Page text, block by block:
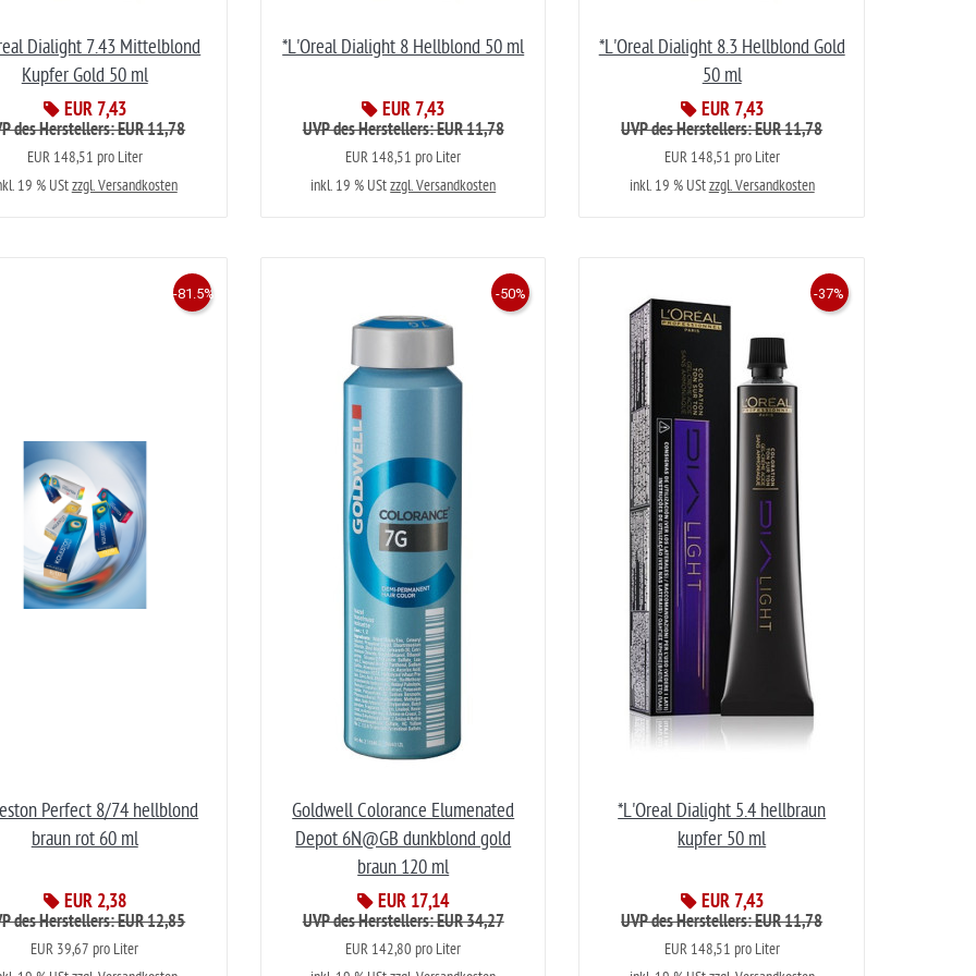
Dialight 7.43 Mittelblond
Kupfer Gold 50 ml
EUR 7,43
des Herstellers: EUR 11,78
EUR 148,51 pro Liter
19 % UStzzgl. Versandkosten
*L'Oreal Dialight 8 Hellblond 50 ml
EUR 7,43
UVP des Herstellers: EUR 11,78
EUR 148,51 pro Liter
inkl. 19 % UStzzgl. Versandkosten
*L'Oreal Dialight 8.3 Hellblond Gold
50 ml
EUR 7,43
UVP des Herstellers: EUR 11,78
EUR 148,51 pro Liter
inkl. 19 % UStzzgl. Versandkosten
Perfect 8/74 hellblond
braun rot 60 ml
EUR 2,38
-81.5%
des Herstellers: EUR 12,85
EUR 39,67 pro Liter
Goldwell Colorance Elumenated
Depot 6N@GB dunkblond gold
braun 120 ml
EUR 17,14
-50%
UVP des Herstellers: EUR 34,27
EUR 142,80 pro Liter
*L'Oreal Dialight 5.4 hellbraun
kupfer 50 ml
EUR 7,43
-37%
UVP des Herstellers: EUR 11,78
EUR 148,51 pro Liter